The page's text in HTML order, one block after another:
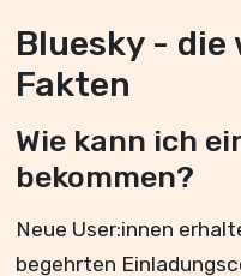
Bluesky -
Fakten
Wie kann ich
bekommen?
Neue User:innen
begehrten